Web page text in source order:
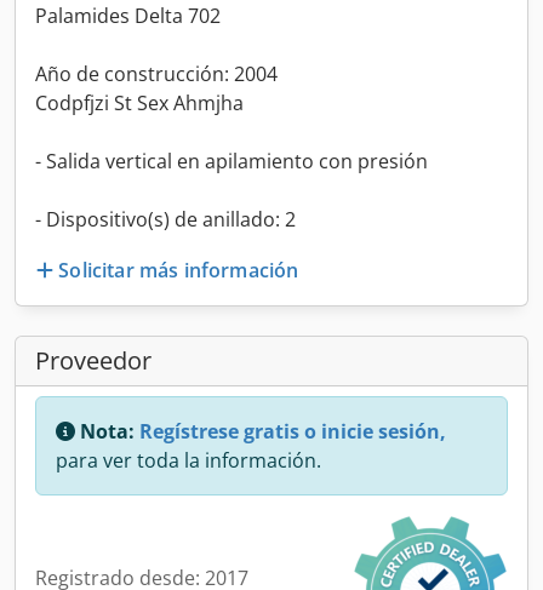
Palamides Delta 702
Año de construcción: 2004
Codpfjzi St Sex Ahmjha
- Salida vertical en apilamiento con presión
- Dispositivo(s) de anillado: 2
Solicitar más información
Proveedor
Nota: Regístrese gratis o inicie sesión,
para ver toda la información.
Registrado desde: 2017